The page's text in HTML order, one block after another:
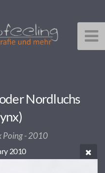
Nordluchs
Poing - 2010
2010